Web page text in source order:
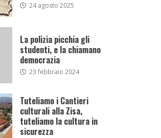
24 agosto 2025
La polizia picchia gli
studenti, e la chiamano
democrazia
23 febbraio 2024
Tuteliamo i Cantieri
culturali alla Zisa,
tuteliamo la cultura in
sicurezza